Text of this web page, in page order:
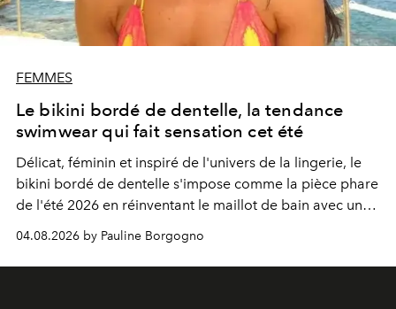
FEMMES
Le bikini bordé de dentelle, la tendance
swimwear qui fait sensation cet été
Délicat, féminin et inspiré de l'univers de la lingerie, le
bikini bordé de dentelle s'impose comme la pièce phare
de l'été 2026 en réinventant le maillot de bain avec une
04.08.2026 by Pauline Borgogno